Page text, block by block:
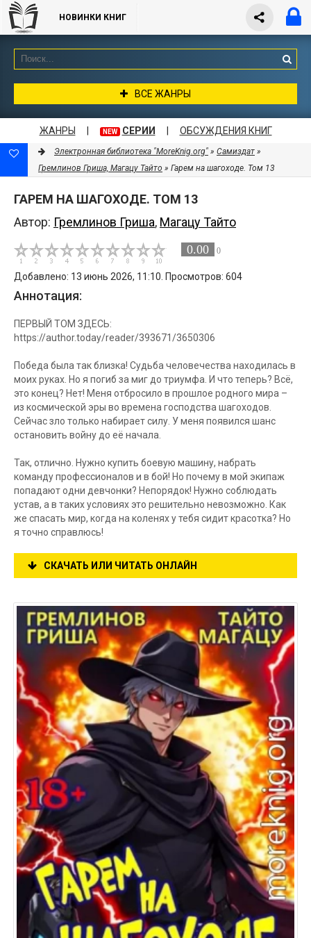
НОВИНКИ КНИГ
ВСЕ ЖАНРЫ
ЖАНРЫ NEW СЕРИИ ОБСУЖДЕНИЯ КНИГ
Электронная библиотека "MoreKnig.org" » Самиздат »
Гремлинов Гриша, Магацу Тайто » Гарем на шагоходе. Том 13
ГАРЕМ НА ШАГОХОДЕ. ТОМ 13
Автор: Гремлинов Гриша, Магацу Тайто
0.00 0
Добавлено: 13 июнь 2026, 11:10. Просмотров: 604
Аннотация:
ПЕРВЫЙ ТОМ ЗДЕСЬ:
https://author.today/reader/393671/3650306
Победа была так близка! Судьба человечества находилась в
моих руках. Но я погиб за миг до триумфа. И что теперь? Всё,
это конец? Нет! Меня отбросило в прошлое родного мира –
из космической эры во времена господства шагоходов.
Сейчас зло только набирает силу. У меня появился шанс
остановить войну до её начала.
Так, отлично. Нужно купить боевую машину, набрать
команду профессионалов и в бой! Но почему в мой экипаж
попадают одни девчонки? Непорядок! Нужно соблюдать
устав, а в таких условиях это решительно невозможно. Как
же спасать мир, когда на коленях у тебя сидит красотка? Но
я точно справлюсь!
СКАЧАТЬ ИЛИ ЧИТАТЬ ОНЛАЙН